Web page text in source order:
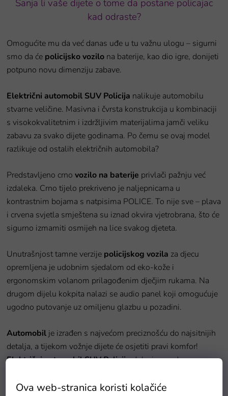
Ova web-stranica koristi kolačiće
Sanja li vaše dijete o tome da postane policajac
kad odraste?
Omogućite mu da već danas uđe u tu važnu ulogu – sigurni
smo da će policijsko vozilo na baterije, kao dio igre, donijeti
potpuno novu dimenziju zabave.
Električni automobil SUV Policija nalikuje automobilu
stvarne veličine. Masivna i čvrsta konstrukcija u kombinaciji
s visokokvalitetnim i izdržljivim materijalima jamči veliku
zabavu za svako dijete godinama. Po čemu se ovaj model
razlikuje od ostalih električnih automobila?
Predstavljeno crno vozilo na baterije privlači pažnju već
izdaleka. Crno tijelo prekriveno je naljepnicama u
kontrastnim bojama s natpisima POLICE. To nije sve – plava
i crvena svjetla smještena su iznad okvira vjetrobrana, što će
sigurno izmamiti osmijeh na lice svakog djeteta.
Unutrašnjost tamne verzije policijskog vozila za djecu
opremljena je udobnim sjedalom od eko-kože i
ergonomskim volanom prilagođenim dječjim rukama. Na
drugom dijelu kokpita nalazi se audio panel koji omogućuje
ugodno putovanje uz omiljenu glazbu u pozadini.
Automobil je izrađen s najvećom preciznošću do najsitnijih
detalja, a tijekom vožnje dijete će osjetiti pravi komfor!
Električni automobil SUV Policijadolazi u modernom
koji omogućuje nježno pokretanje, kao i prekidač brzine za